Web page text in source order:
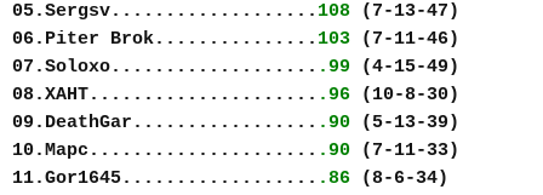
05.Sergsv................... 108 (7-13-47)
06.Piter Brok............... 103 (7-11-46)
07.Soloxo................... .99 (4-15-49)
08.ХАНТ..................... .96 (10-8-30)
09.DeathGar................. .90 (5-13-39)
10.Марс..................... .90 (7-11-33)
11.Gor1645.................. .86 (8-6-34)